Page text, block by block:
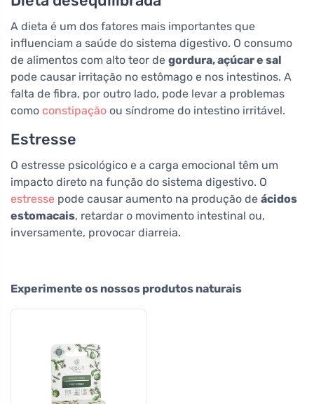
A dieta é um dos fatores mais importantes que
influenciam a saúde do sistema digestivo. O consumo
de alimentos com alto teor de gordura, açúcar e sal
pode causar irritação no estômago e nos intestinos. A
falta de fibra, por outro lado, pode levar a problemas
como constipação ou síndrome do intestino irritável.
Estresse
O estresse psicológico e a carga emocional têm um
impacto direto na função do sistema digestivo. O
estresse pode causar aumento na produção de ácidos
estomacais, retardar o movimento intestinal ou,
inversamente, provocar diarreia.
Experimente os nossos produtos naturais